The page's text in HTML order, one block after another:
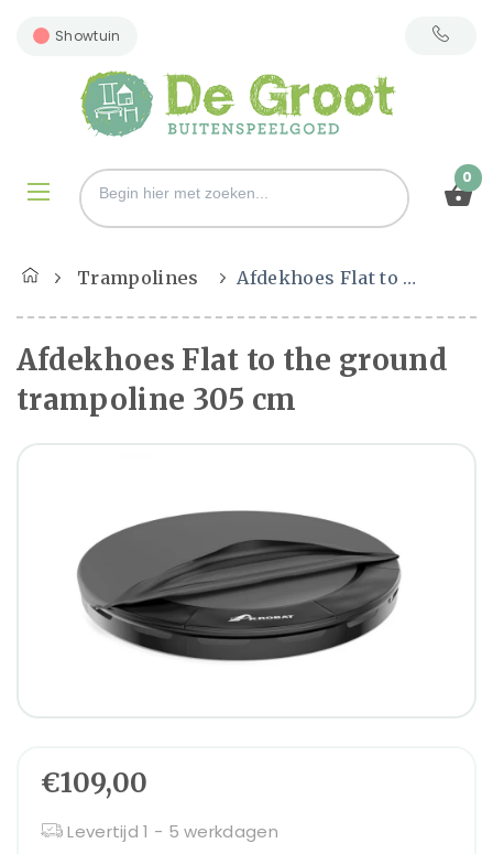
Showtuin
0
Trampolines Afdekhoes Flat to the ground trampoline 305 cm
Afdekhoes Flat to the ground
trampoline 305 cm
€109,00
Levertijd 1 - 5 werkdagen